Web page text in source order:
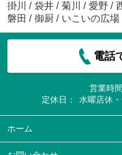
掛川
/ 袋井 / 菊川 / 愛野 /
磐田 / 御厨 / いこいの広場
電話
営業時間
定休日：
水曜店休
ホーム